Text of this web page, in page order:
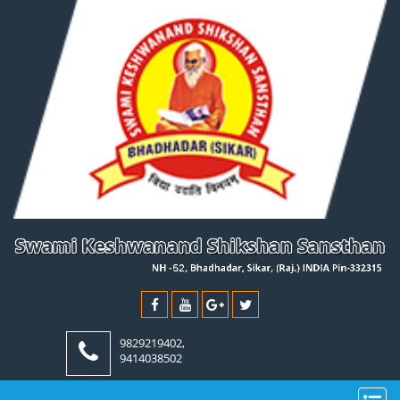
9829219402,
9414038502